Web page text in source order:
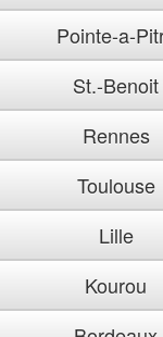
Pointe-a-
St.-Benoit
Rennes
Toulouse
Lille
Kourou